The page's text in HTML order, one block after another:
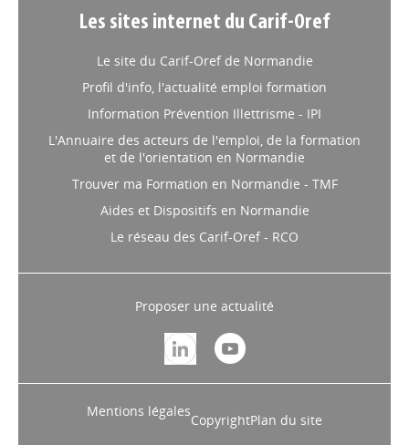
Les sites internet du Carif-Oref
Le site du Carif-Oref de Normandie
Profil d'info, l'actualité emploi formation
Information Prévention Illettrisme - IPI
L'Annuaire des acteurs de l'emploi, de la formation
et de l'orientation en Normandie
Trouver ma Formation en Normandie - TMF
Aides et Dispositifs en Normandie
Le réseau des Carif-Oref - RCO
Proposer une actualité
Mentions légales
CopyrightPlan du site